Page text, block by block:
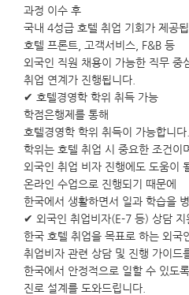
과정 이수 후
국내 4성급 호텔 취업 기회가 제공됩
호텔 프론트, 고객서비스, F&B 등
외국인 직원 채용이 가능한 직무 중
취업 연계가 진행됩니다.
✔ 호텔경영학 학위 취득 가능
학점은행제를 통해
호텔경영학 학위 취득이 가능합니다.
학위는 호텔 취업 시 중요한 조건이
외국인 취업 비자 진행에도 도움이
온라인 수업으로 진행되기 때문에
한국에서 생활하면서 일과 학습을
✔ 외국인 취업비자(E-7 등) 상담 지
한국 호텔 취업을 목표로 하는 외국
취업비자 관련 상담 및 진행 가이드
한국에서 안정적으로 일할 수 있도록
진로 설계를 도와드립니다.